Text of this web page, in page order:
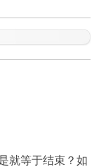
就等于结束？如